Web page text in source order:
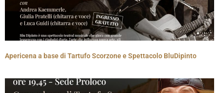
Apericena a base di Tartufo Scorzone e Spettacolo BluDipinto